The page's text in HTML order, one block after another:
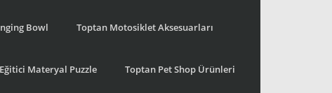
Bowl Toptan Motosiklet Aksesuarları
Materyal Puzzle Toptan Pet Shop Ürünleri